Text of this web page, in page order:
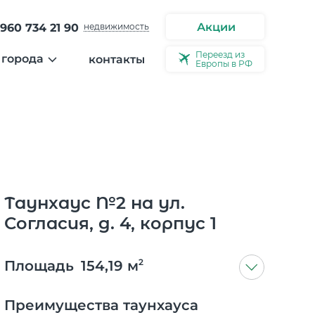
734 21 90 недвижимость Акции
контакты
Переезд из
Европы в РФ
Таунxаус №2 на ул.
Согласия, д. 4, корпус 1
Площадь 154,19 м2
Преимущества таунхауса